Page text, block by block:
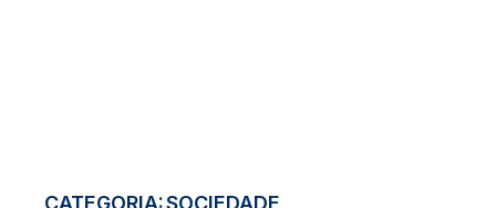
CATEGORIA:SOCIEDADE